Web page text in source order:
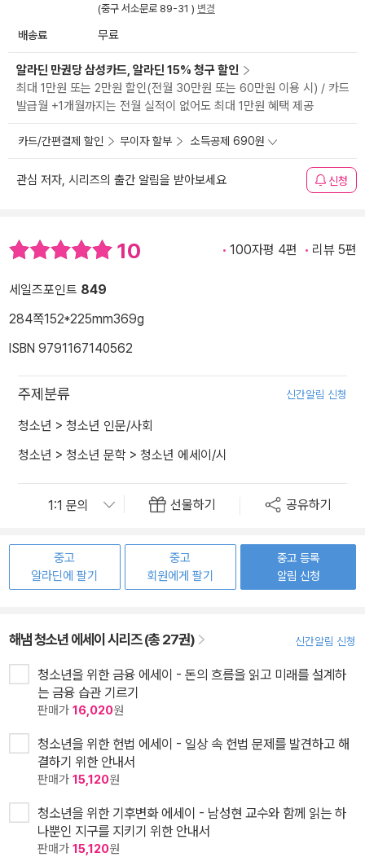
(중구 서소문로 89-31 ) 변경
배송료 무료
알라딘 만권당 삼성카드, 알라딘 15% 청구 할인
최대 1만원 또는 2만원 할인(전월 30만원 또는 60만원 이용 시) / 카드
발급월 +1개월까지는 전월 실적이 없어도 최대 1만원 혜택 제공
카드/간편결제 할인 무이자 할부 소득공제 690원
관심 저자, 시리즈의 출간 알림을 받아보세요 신청
10 100자평 4편 리뷰 5편
세일즈포인트 849
284쪽152*225mm369g
ISBN 9791167140562
주제분류 신간알림 신청
청소년 > 청소년 인문/사회
청소년 > 청소년 문학 > 청소년 에세이/시
선물하기 공유하기
중고
알라딘에 팔기
중고
회원에게 팔기
중고 등록
알림 신청
해냄 청소년 에세이 시리즈 (총 27권) 신간알림 신청
청소년을 위한 금융 에세이 - 돈의 흐름을 읽고 미래를 설계하
는 금융 습관 기르기
판매가 16,020원
청소년을 위한 헌법 에세이 - 일상 속 헌법 문제를 발견하고 해
결하기 위한 안내서
판매가 15,120원
청소년을 위한 기후변화 에세이 - 남성현 교수와 함께 읽는 하
나뿐인 지구를 지키기 위한 안내서
판매가 15,120원